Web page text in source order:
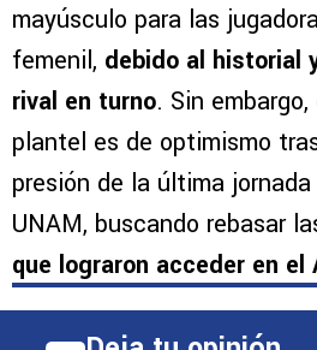
mayúsculo para las
femenil, debido al historial
rival en turno. Sin
plantel es de optimismo
presión de la última
UNAM, buscando rebasar
que lograron acceder en el